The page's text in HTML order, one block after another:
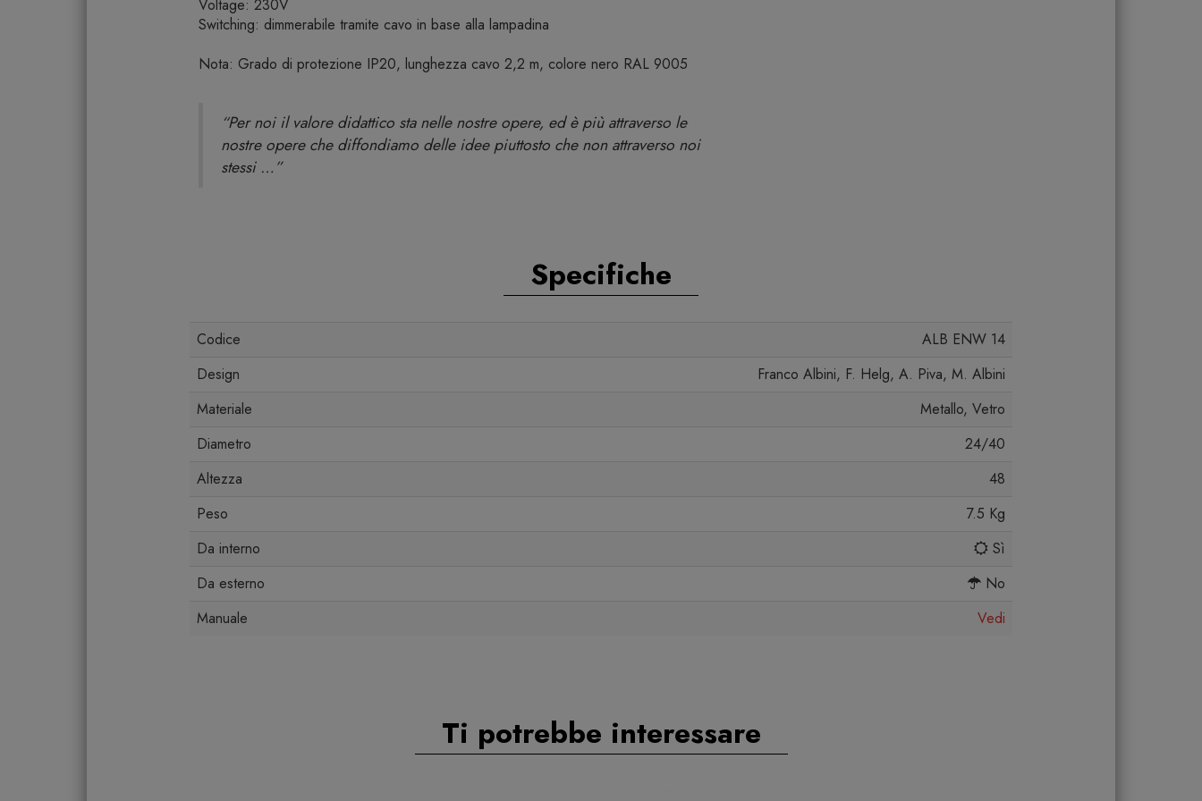
Voltage: 230V
Switching: dimmerabile tramite cavo in base alla lampadina
Nota: Grado di protezione IP20, lunghezza cavo 2,2 m, colore nero RAL 9005
“Per noi il valore didattico sta nelle nostre opere, ed è più attraverso le
nostre opere che diffondiamo delle idee piuttosto che non attraverso noi
stessi …”
Specifiche
Codice
ALB ENW 14
Design
Franco Albini, F. Helg, A. Piva, M. Albini
Materiale
Metallo, Vetro
Diametro
24/40
Altezza
48
Peso
7.5 Kg
Da interno
Sì
Da esterno
No
Manuale
Vedi
Ti potrebbe interessare